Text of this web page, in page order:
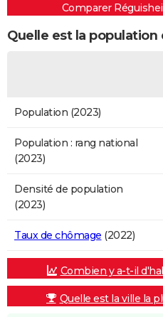
Comparer
Quelle est la population
Population (2023)
Population : rang national
(2023)
Densité de population
(2023)
Taux de chômage (2022)
Combien y a-t-il
Quelle est la ville la